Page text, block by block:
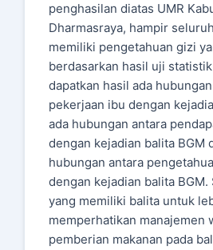
penghasilan diatas UMR
Dharmasraya, hampir
memiliki pengetahuan gizi
berdasarkan hasil uji
dapatkan hasil ada
pekerjaan ibu dengan
ada hubungan antara
dengan kejadian balita BGM
hubungan antara
dengan kejadian balita BGM.
yang memiliki balita untuk
memperhatikan manajemen
pemberian makanan pada